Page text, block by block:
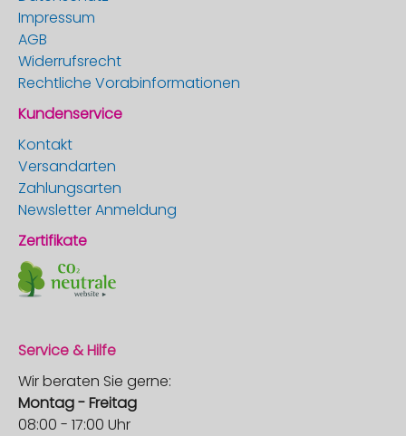
Impressum
AGB
Widerrufsrecht
Rechtliche Vorabinformationen
Kundenservice
Kontakt
Versandarten
Zahlungsarten
Newsletter Anmeldung
Zertifikate
Service & Hilfe
Wir beraten Sie gerne:
Montag - Freitag
08:00 - 17:00 Uhr